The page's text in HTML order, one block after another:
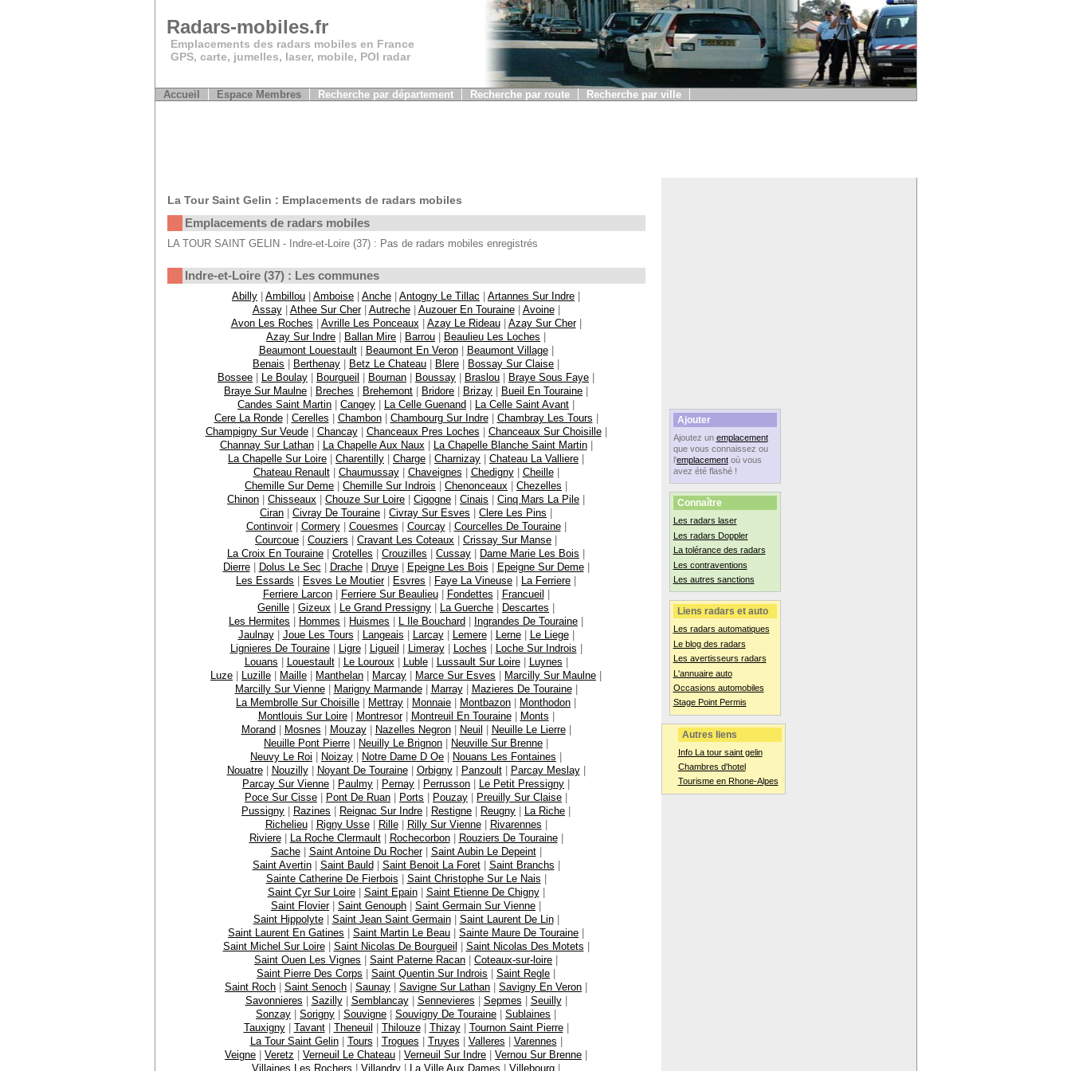
Radars-mobiles.fr
Emplacements des radars mobiles en France
GPS, carte, jumelles, laser, mobile, POI radar
Accueil Espace Membres Recherche par département Recherche par route Recherche par ville
Ajouter
Ajoutez un emplacement
que vous connaissez ou
l'emplacementoù vous
avez été flashé !
Connaître
Les radars laser
Les radars Doppler
La tolérance des radars
Les contraventions
Les autres sanctions
Liens radars et auto
Les radars automatiques
Le blog des radars
Les avertisseurs radars
L'annuaire auto
Occasions automobiles
Stage Point Permis
Autres liens
Info La tour saint gelin
Chambres d'hotel
Tourisme en Rhone-Alpes
La Tour Saint Gelin : Emplacements de radars mobiles
Emplacements de radars mobiles
LA TOUR SAINT GELIN - Indre-et-Loire (37) : Pas de radars mobiles enregistrés
Indre-et-Loire (37) : Les communes
Abilly | Ambillou | Amboise | Anche | Antogny Le Tillac | Artannes Sur Indre |
Assay| Athee Sur Cher| Autreche| Auzouer En Touraine| Avoine|
Avon Les Roches | Avrille Les Ponceaux | Azay Le Rideau| Azay Sur Cher|
Azay Sur Indre | Ballan Mire | Barrou | Beaulieu Les Loches |
Beaumont Louestault| Beaumont En Veron| Beaumont Village|
Benais | Berthenay | Betz Le Chateau | Blere | Bossay Sur Claise |
Bossee | Le Boulay | Bourgueil | Bournan | Boussay | Braslou | Braye Sous Faye |
Braye Sur Maulne | Breches | Brehemont | Bridore | Brizay | Bueil En Touraine |
Candes Saint Martin | Cangey | La Celle Guenand | La Celle Saint Avant |
Cere La Ronde| Cerelles | Chambon| Chambourg Sur Indre| Chambray Les Tours |
Champigny Sur Veude| Chancay| Chanceaux Pres Loches | Chanceaux Sur Choisille|
Channay Sur Lathan| La Chapelle Aux Naux | La Chapelle Blanche Saint Martin|
La Chapelle Sur Loire | Charentilly | Charge | Charnizay | Chateau La Valliere |
Chateau Renault| Chaumussay| Chaveignes | Chedigny| Cheille|
Chemille Sur Deme | Chemille Sur Indrois | Chenonceaux | Chezelles |
Chinon | Chisseaux | Chouze Sur Loire | Cigogne | Cinais | Cinq Mars La Pile |
Ciran | Civray De Touraine | Civray Sur Esves | Clere Les Pins |
Continvoir| Cormery| Couesmes | Courcay| Courcelles De Touraine|
Courcoue | Couziers | Cravant Les Coteaux | Crissay Sur Manse |
La Croix En Touraine | Crotelles | Crouzilles | Cussay | Dame Marie Les Bois |
Dierre| Dolus Le Sec | Drache| Druye| Epeigne Les Bois | Epeigne Sur Deme|
Les Essards | Esves Le Moutier| Esvres | Faye La Vineuse | La Ferriere |
Ferriere Larcon| Ferriere Sur Beaulieu| Fondettes | Francueil |
Genille | Gizeux | Le Grand Pressigny | La Guerche | Descartes |
Les Hermites | Hommes | Huismes | L Ile Bouchard | Ingrandes De Touraine |
Jaulnay| Joue Les Tours | Langeais | Larcay| Lemere| Lerne| Le Liege|
Lignieres De Touraine| Ligre| Ligueil | Limeray| Loches | Loche Sur Indrois |
Louans | Louestault| Le Louroux | Luble| Lussault Sur Loire| Luynes |
Luze | Luzille | Maille | Manthelan | Marcay | Marce Sur Esves | Marcilly Sur Maulne |
Marcilly Sur Vienne| Marigny Marmande| Marray| Mazieres De Touraine|
La Membrolle Sur Choisille | Mettray | Monnaie | Montbazon | Monthodon |
Montlouis Sur Loire| Montresor| Montreuil En Touraine| Monts |
Morand| Mosnes | Mouzay| Nazelles Negron| Neuil | Neuille Le Lierre|
Neuille Pont Pierre | Neuilly Le Brignon | Neuville Sur Brenne |
Neuvy Le Roi | Noizay | Notre Dame D Oe | Nouans Les Fontaines |
Nouatre| Nouzilly| Noyant De Touraine| Orbigny| Panzoult| Parcay Meslay|
Parcay Sur Vienne | Paulmy | Pernay | Perrusson | Le Petit Pressigny |
Poce Sur Cisse | Pont De Ruan | Ports | Pouzay | Preuilly Sur Claise |
Pussigny | Razines | Reignac Sur Indre | Restigne | Reugny | La Riche |
Richelieu| Rigny Usse| Rille| Rilly Sur Vienne| Rivarennes |
Riviere| La Roche Clermault| Rochecorbon| Rouziers De Touraine|
Sache| Saint Antoine Du Rocher| Saint Aubin Le Depeint|
Saint Avertin| Saint Bauld| Saint Benoit La Foret| Saint Branchs |
Sainte Catherine De Fierbois | Saint Christophe Sur Le Nais |
Saint Cyr Sur Loire| Saint Epain| Saint Etienne De Chigny|
Saint Flovier| Saint Genouph | Saint Germain Sur Vienne |
Saint Hippolyte| Saint Jean Saint Germain| Saint Laurent De Lin|
Saint Laurent En Gatines | Saint Martin Le Beau | Sainte Maure De Touraine |
Saint Michel Sur Loire| Saint Nicolas De Bourgueil | Saint Nicolas Des Motets |
Saint Ouen Les Vignes | Saint Paterne Racan | Coteaux-sur-loire |
Saint Pierre Des Corps | Saint Quentin Sur Indrois | Saint Regle |
Saint Roch | Saint Senoch | Saunay | Savigne Sur Lathan | Savigny En Veron |
Savonnieres | Sazilly| Semblancay| Sennevieres | Sepmes | Seuilly|
Sonzay | Sorigny | Souvigne | Souvigny De Touraine | Sublaines |
Tauxigny| Tavant| Theneuil | Thilouze| Thizay| Tournon Saint Pierre|
La Tour Saint Gelin| Tours | Trogues | Truyes | Valleres | Varennes |
Veigne | Veretz | Verneuil Le Chateau | Verneuil Sur Indre | Vernou Sur Brenne |
Villaines Les Rochers | Villandry | La Ville Aux Dames | Villebourg |